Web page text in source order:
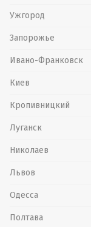
Ужгород
Запорожье
Ивано-Франковск
Киев
Кропивницкий
Луганск
Николаев
Львов
Одесса
Полтава